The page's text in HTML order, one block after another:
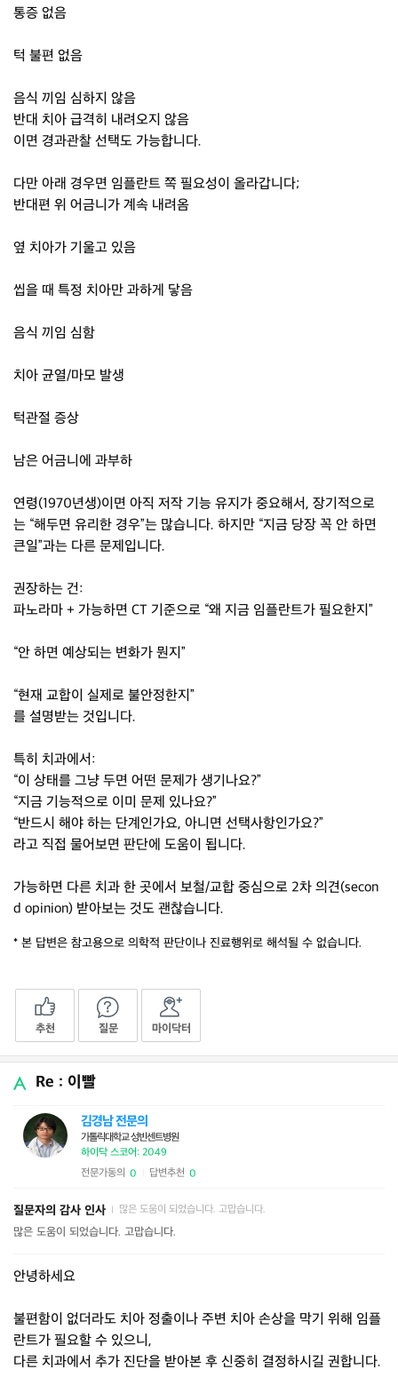
통증 없음
턱 불편 없음
음식 끼임 심하지 않음
반대 치아 급격히 내려오지 않음
이면 경과관찰 선택도 가능합니다.
다만 아래 경우면 임플란트 쪽 필요성이 올라갑니다;
반대편 위 어금니가 계속 내려옴
옆 치아가 기울고 있음
씹을 때 특정 치아만 과하게 닿음
음식 끼임 심함
치아 균열/마모 발생
턱관절 증상
남은 어금니에 과부하
연령(1970년생)이면 아직 저작 기능 유지가 중요해서, 장기적으로
는 “해두면 유리한 경우”는 많습니다. 하지만 “지금 당장 꼭 안 하면
큰일”과는 다른 문제입니다.
권장하는 건:
파노라마 + 가능하면 CT 기준으로 “왜 지금 임플란트가 필요한지”
“안 하면 예상되는 변화가 뭔지”
“현재 교합이 실제로 불안정한지”
를 설명받는 것입니다.
특히 치과에서:
“이 상태를 그냥 두면 어떤 문제가 생기나요?”
“지금 기능적으로 이미 문제 있나요?”
“반드시 해야 하는 단계인가요, 아니면 선택사항인가요?”
라고 직접 물어보면 판단에 도움이 됩니다.
가능하면 다른 치과 한 곳에서 보철/교합 중심으로 2차 의견(secon
d opinion) 받아보는 것도 괜찮습니다.
* 본 답변은 참고용으로 의학적 판단이나 진료행위로 해석될 수 없습니다.
추천 질문 마이닥터
Re : 이빨
김경남 전문의
가톨릭대학교 성빈센트병원
하이닥 스코어: 2049
전문가동의 0 답변추천 0
질문자의 감사 인사 많은 도움이 되었습니다. 고맙습니다.
많은 도움이 되었습니다. 고맙습니다.
안녕하세요
불편함이 없더라도 치아 정출이나 주변 치아 손상을 막기 위해 임플
란트가 필요할 수 있으니,
다른 치과에서 추가 진단을 받아본 후 신중히 결정하시길 권합니다.